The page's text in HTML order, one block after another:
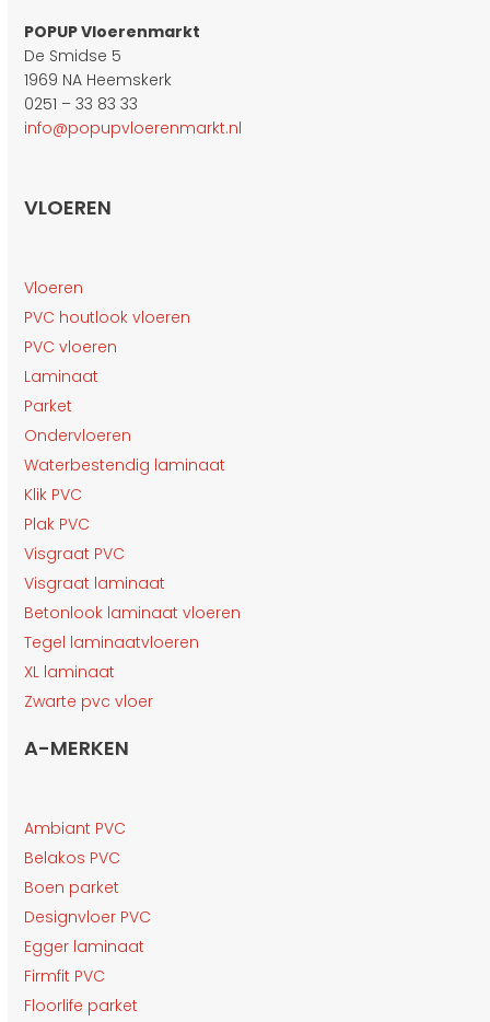
POPUP Vloerenmarkt
De Smidse 5
1969 NA Heemskerk
0251 – 33 83 33
info@popupvloerenmarkt.nl
VLOEREN
Vloeren
PVC houtlook vloeren
PVC vloeren
Laminaat
Parket
Ondervloeren
Waterbestendig laminaat
Klik PVC
Plak PVC
Visgraat PVC
Visgraat laminaat
Betonlook laminaat vloeren
Tegel laminaatvloeren
XL laminaat
Zwarte pvc vloer
A-MERKEN
Ambiant PVC
Belakos PVC
Boen parket
Designvloer PVC
Egger laminaat
Firmfit PVC
Floorlife parket